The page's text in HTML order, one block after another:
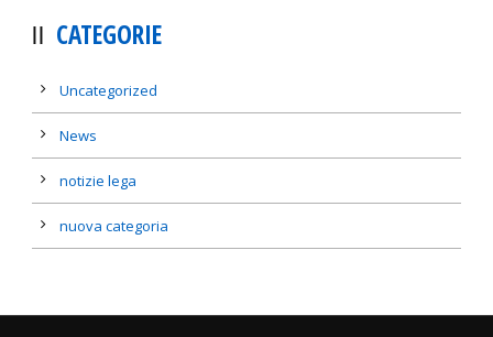
CATEGORIE
Uncategorized
News
notizie lega
nuova categoria